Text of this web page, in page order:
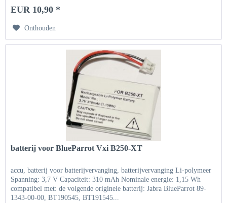
EUR 10,90 *
Onthouden
batterij voor BlueParrot Vxi B250-XT
accu, batterij voor batterijvervanging, batterijvervanging Li-polymeer
Spanning: 3,7 V Capaciteit: 310 mAh Nominale energie: 1,15 Wh
compatibel met: de volgende originele batterij: Jabra BlueParrot 89-
1343-00-00, BT190545, BT191545...